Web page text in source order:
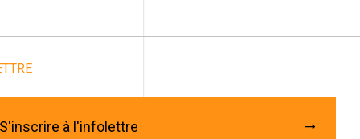
S'inscrire à l'infolettre
infolettre